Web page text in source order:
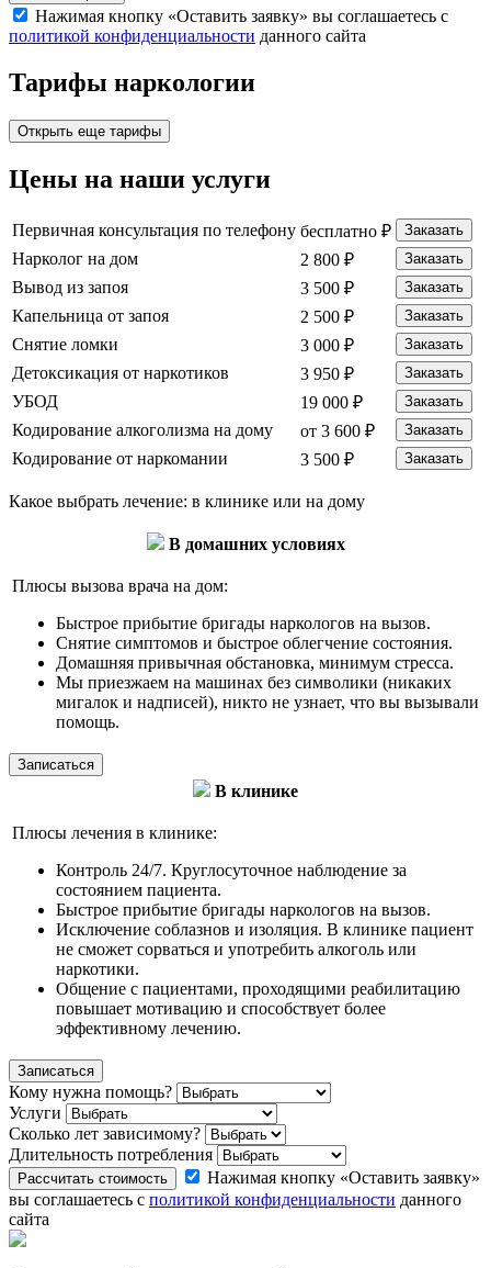
Нажимая кнопку «Оставить заявку» вы соглашаетесь с
политикой конфиденциальности данного сайта
Тарифы наркологии
Открыть еще тарифы
Цены на наши услуги
Первичная консультация по телефону бесплатно ₽ Заказать
Нарколог на дом 2 800 ₽ Заказать
Вывод из запоя 3 500 ₽ Заказать
Капельница от запоя 2 500 ₽ Заказать
Снятие ломки 3 000 ₽ Заказать
Детоксикация от наркотиков 3 950 ₽ Заказать
УБОД 19 000 ₽ Заказать
Кодирование алкоголизма на дому от 3 600 ₽ Заказать
Кодирование от наркомании 3 500 ₽ Заказать
Какое выбрать лечение: в клинике или на дому
В домашних условиях
Плюсы вызова врача на дом:
Быстрое прибытие бригады наркологов на вызов.
Снятие симптомов и быстрое облегчение состояния.
Домашняя привычная обстановка, минимум стресса.
Мы приезжаем на машинах без символики (никаких
мигалок и надписей), никто не узнает, что вы вызывали
помощь.
Записаться
В клинике
Плюсы лечения в клинике:
Контроль 24/7. Круглосуточное наблюдение за
состоянием пациента.
Быстрое прибытие бригады наркологов на вызов.
Исключение соблазнов и изоляция. В клинике пациент
не сможет сорваться и употребить алкоголь или
наркотики.
Общение с пациентами, проходящими реабилитацию
повышает мотивацию и способствует более
эффективному лечению.
Записаться
Кому нужна помощь?
Услуги
Сколько лет зависимому?
Длительность потребления
Рассчитать стоимость
Нажимая кнопку «Оставить заявку»
вы соглашаетесь с политикой конфиденциальности данного
сайта